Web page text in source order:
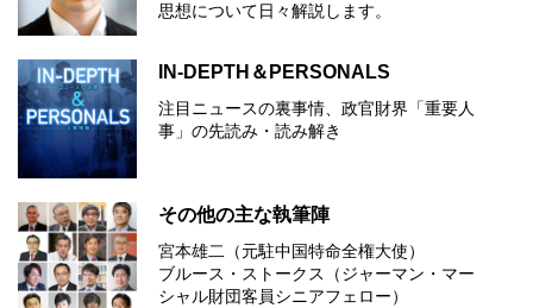
思想について⽇々解説します。
IN-DEPTH＆PERSONALS
注目ニュースの裏事情、政官財界「重要人
事」の先読み・読み解き
その他の主な執筆陣
宮本雄二（元駐中国特命全権大使）
ブルース・ストークス（ジャーマン・マー
シャル財団客員シニアフェロー）